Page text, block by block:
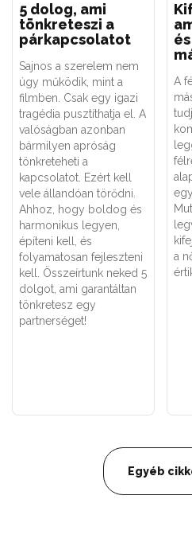
5 dolog, ami
tönkreteszi a
párkapcsolatot
Sajnos a szerelem nem
úgy működik, mint a
filmben. Csak egy igazi
tragédia pusztíthatja el. A
valóságban azonban
bármilyen apróság
tönkreteheti a
kapcsolatot. Ezért kell
vele állandóan törődni.
Ahhoz, hogy boldog és
harmonikus legyen,
építeni kell, és
folyamatosan fejleszteni
kell. Összeírtunk neked 5
dolgot, ami garantáltan
tönkretesz egy
partnerséget!
A
a
Egyéb